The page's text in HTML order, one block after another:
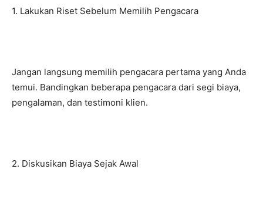
1. Lakukan Riset Sebelum Memilih Pengacara
Jangan langsung memilih pengacara pertama yang Anda
temui. Bandingkan beberapa pengacara dari segi biaya,
pengalaman, dan testimoni klien.
2. Diskusikan Biaya Sejak Awal